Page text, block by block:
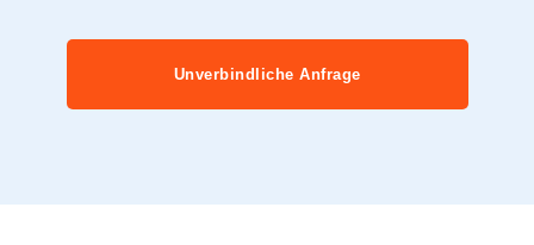
Unverbindliche Anfrage